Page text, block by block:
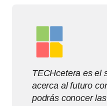
TECHcetera es el
acerca al futuro
podrás conocer